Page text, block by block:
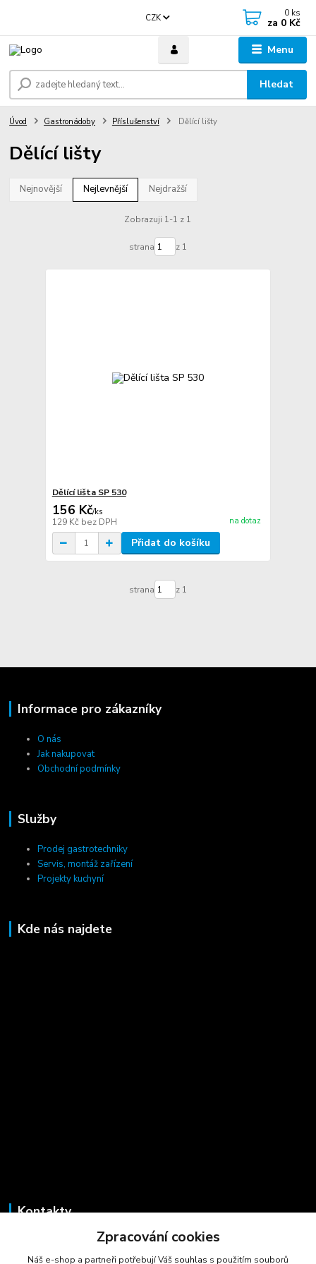
Menu
CZK
Hledat
0 ks
za 0 Kč
Úvod Gastronádoby Příslušenství Dělící lišty
Dělící lišty
Nejnovější Nejlevnější Nejdražší
Zobrazuji 1-1 z 1
strana z 1
Dělící lišta SP 530
156 Kč/ks
129 Kč bez DPH na dotaz
Přidat do košíku
strana z 1
Informace pro zákazníky
O nás
Jak nakupovat
Obchodní podmínky
Služby
Prodej gastrotechniky
Servis, montáž zařízení
Projekty kuchyní
Kde nás najdete
Kontakty
+420 723 725 881
Zpracování cookies
Náš e-shop a partneři potřebují Váš souhlas s použitím souborů